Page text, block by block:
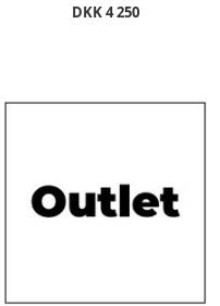
DKK 4 250